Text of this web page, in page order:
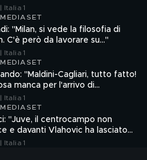
Italia 1
"Milan, si vede la filosofia di
C'è però da lavorare su…"
Italia 1
"Maldini-Cagliari, tutto fatto!
manca per l'arrivo di
e Molina in Italia"
Italia 1
"Juve, il centrocampo non
e davanti Vlahovic ha lasciato
Italia 1